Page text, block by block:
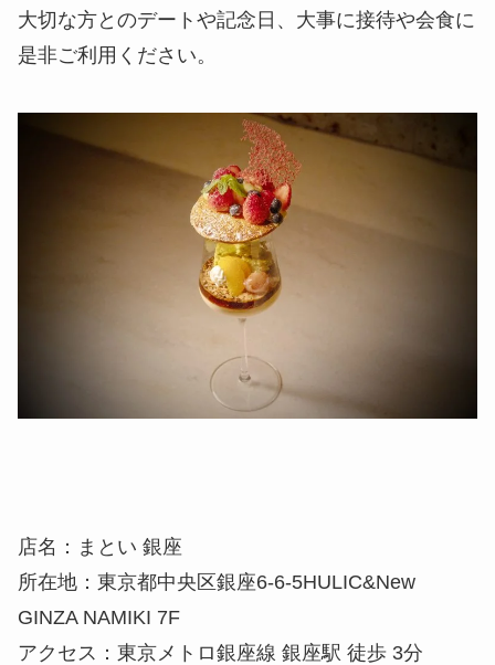
大切な方とのデートや記念日、大事に接待や会食に
是非ご利用ください。
店名：まとい 銀座
所在地：東京都中央区銀座6-6-5HULIC&New
GINZA NAMIKI 7F
アクセス：東京メトロ銀座線 銀座駅 徒歩 3分